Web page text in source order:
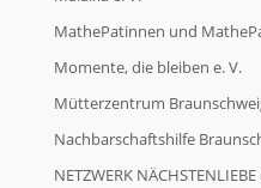
MathePatinnen und
Momente, die bleiben e. V.
Mütterzentrum
Nachbarschaftshilfe
NETZWERK NÄCHSTENLIEBE